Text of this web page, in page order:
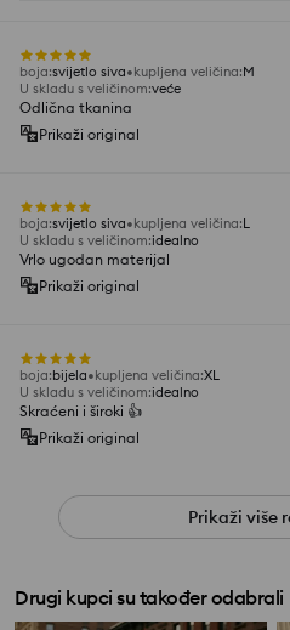
boja:svijetlo siva kupljena veličina:M
U skladu s veličinom:veće
Odlična tkanina
Prikaži original
boja:svijetlo siva kupljena veličina:L
U skladu s veličinom:idealno
Vrlo ugodan materijal
Prikaži original
boja:bijela kupljena veličina:XL
U skladu s veličinom:idealno
Skraćeni i široki 👍
Prikaži original
Prikaži više
Drugi kupci su također odabrali